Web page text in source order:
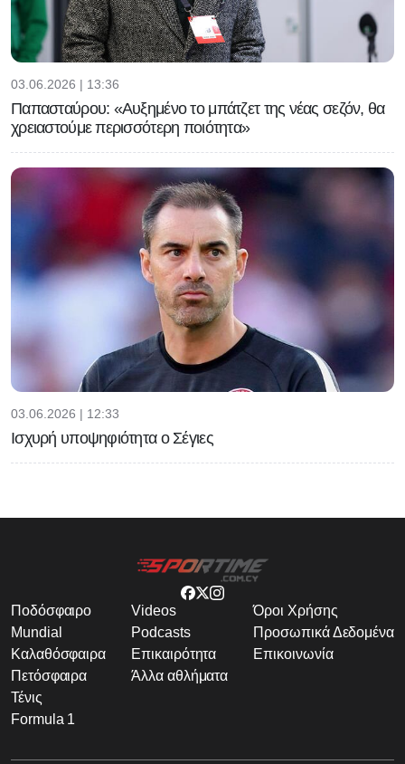
03.06.2026 | 13:36
Παπασταύρου: «Αυξημένο το μπάτζετ της νέας σεζόν, θα
χρειαστούμε περισσότερη ποιότητα»
03.06.2026 | 12:33
Ισχυρή υποψηφιότητα ο Σέγιες
Ποδόσφαιρο
Mundial
Καλαθόσφαιρα
Πετόσφαιρα
Τένις
Formula 1
Videos
Podcasts
Επικαιρότητα
Άλλα αθλήματα
Όροι Χρήσης
Προσωπικά Δεδομένα
Επικοινωνία